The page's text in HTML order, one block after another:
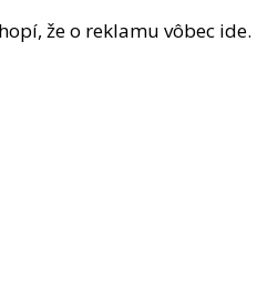
že o reklamu vôbec ide.